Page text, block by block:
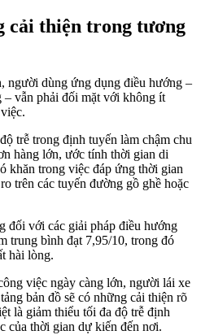
cải thiện trong tương
người dùng ứng dụng điều hướng –
vẫn phải đối mặt với không ít
trễ trong định tuyến làm chậm chu
hàng lớn, ước tính thời gian di
khăn trong việc đáp ứng thời gian
trên các tuyến đường gồ ghề hoặc
đối với các giải pháp điều hướng
trung bình đạt 7,95/10, trong đó
hài lòng.
việc ngày càng lớn, người lái xe
bản đồ sẽ có những cải thiện rõ
là giảm thiểu tối đa độ trễ định
của thời gian dự kiến đến nơi.